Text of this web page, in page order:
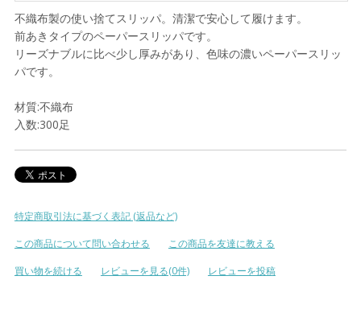
不織布製の使い捨てスリッパ。清潔で安心して履けます。
前あきタイプのペーパースリッパです。
リーズナブルに比べ少し厚みがあり、色味の濃いペーパースリッ
パです。
材質:不織布
入数:300足
特定商取引法に基づく表記 (返品など)
この商品について問い合わせる
この商品を友達に教える
買い物を続ける
レビューを見る(0件) レビューを投稿